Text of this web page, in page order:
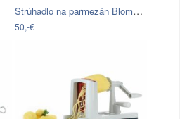
Strúhadlo na parmezán Blomus Basic
50,-€